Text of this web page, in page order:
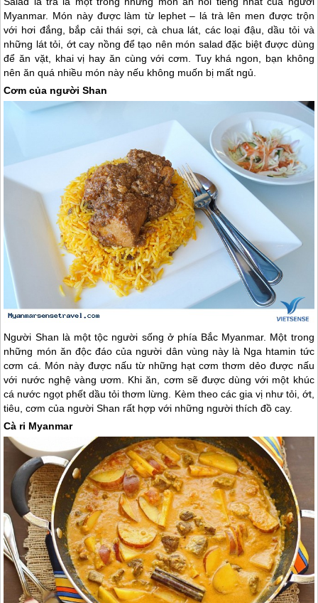
Myanmar. Món này được làm từ lephet – lá trà lên men được trộn
với hơi đắng, bắp cải thái sợi, cà chua lát, các loại đậu, dầu tỏi và
những lát tỏi, ớt cay nồng để tạo nên món salad đặc biệt được dùng
để ăn vặt, khai vị hay ăn cùng với cơm. Tuy khá ngon, bạn không
nên ăn quá nhiều món này nếu không muốn bị mất ngủ.
Cơm của người Shan
Người Shan là một tộc người sống ở phía Bắc Myanmar. Một trong
những món ăn độc đáo của người dân vùng này là Nga htamin tức
cơm cá. Món này được nấu từ những hạt cơm thơm dẻo được nấu
với nước nghệ vàng ươm. Khi ăn, cơm sẽ được dùng với một khúc
cá nước ngọt phết dầu tỏi thơm lừng. Kèm theo các gia vị như tỏi, ớt,
tiêu, cơm của người Shan rất hợp với những người thích đồ cay.
Cà ri Myanmar